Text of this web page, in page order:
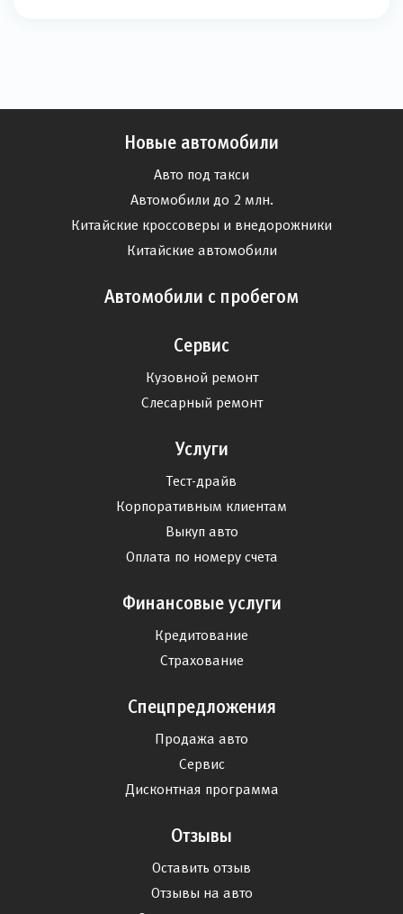
Новые автомобили
Авто под такси
Автомобили до 2 млн.
Китайские кроссоверы и внедорожники
Китайские автомобили
Автомобили с пробегом
Сервис
Кузовной ремонт
Слесарный ремонт
Услуги
Тест-драйв
Корпоративным клиентам
Выкуп авто
Оплата по номеру счета
Финансовые услуги
Кредитование
Страхование
Спецпредложения
Продажа авто
Сервис
Дисконтная программа
Отзывы
Оставить отзыв
Отзывы на авто